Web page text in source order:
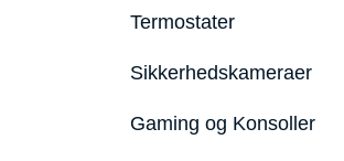
Termostater
Sikkerhedskameraer
Gaming og Konsoller